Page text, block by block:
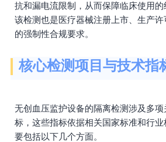
抗和漏电流限制，从而保障临床使用的
该检测也是医疗器械注册上市、生产
的强制性合规要求。
核心检测项目与技术指
无创血压监护设备的隔离检测涉及多
标，这些指标依据相关国家标准和行
要包括以下几个方面。